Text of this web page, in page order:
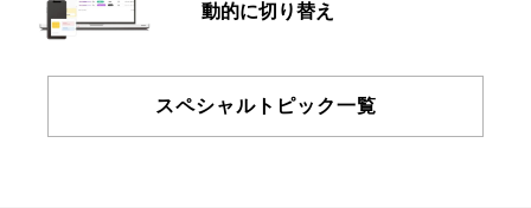
動的に切り替え
スペシャルトピック一覧